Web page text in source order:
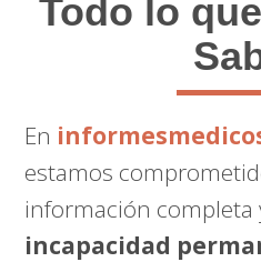
Todo lo
En
estamos
información completa
incapacidad